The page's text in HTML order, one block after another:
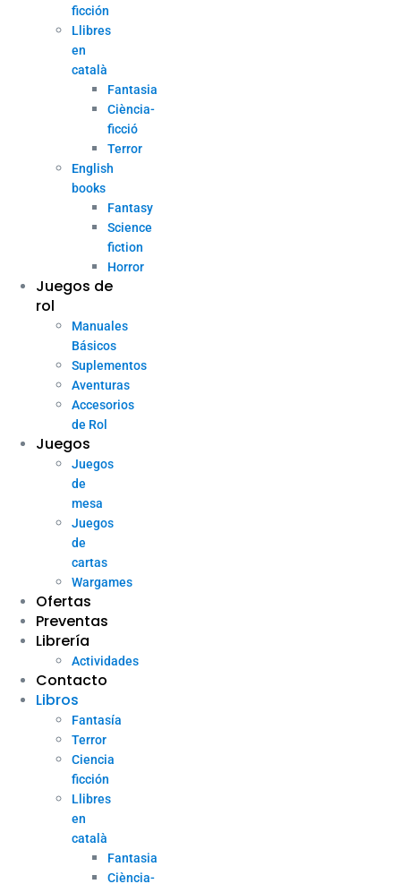
ficción
Llibres
en
català
Fantasia
Ciència-
ficció
Terror
English
books
Fantasy
Science
fiction
Horror
Juegos de
rol
Manuales
Básicos
Suplementos
Aventuras
Accesorios
de Rol
Juegos
Juegos
de
mesa
Juegos
de
cartas
Wargames
Ofertas
Preventas
Librería
Actividades
Contacto
Libros
Fantasía
Terror
Ciencia
ficción
Llibres
en
català
Fantasia
Ciència-